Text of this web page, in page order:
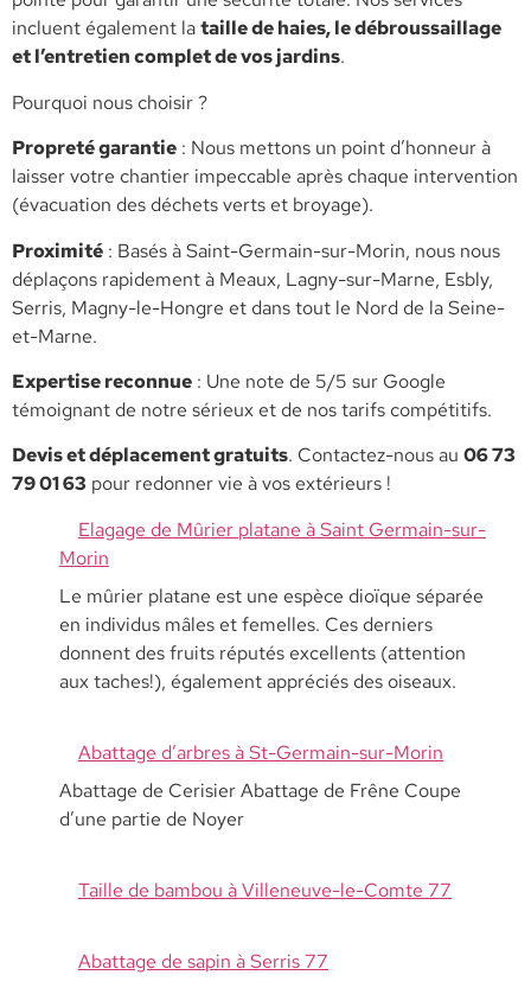
incluent également lataille de haies, le débroussaillage
et l’entretien complet de vos jardins.
​Pourquoi nous choisir ?
​Propreté garantie : Nous mettons un point d’honneur à
laisser votre chantier impeccable après chaque intervention
(évacuation des déchets verts et broyage).
​Proximité : Basés à Saint-Germain-sur-Morin, nous nous
déplaçons rapidement à Meaux, Lagny-sur-Marne, Esbly,
Serris, Magny-le-Hongre et dans tout le Nord de la Seine-
et-Marne.
​Expertise reconnue : Une note de 5/5 sur Google
témoignant de notre sérieux et de nos tarifs compétitifs.
​Devis et déplacement gratuits. Contactez-nous au 06 73
79 01 63 pour redonner vie à vos extérieurs !
Elagage de Mûrier platane à Saint Germain-sur-
Morin
Le mûrier platane est une espèce dioïque séparée
en individus mâles et femelles. Ces derniers
donnent des fruits réputés excellents (attention
aux taches!), également appréciés des oiseaux.
Abattage d’arbres à St-Germain-sur-Morin
Abattage de Cerisier Abattage de Frêne Coupe
d’une partie de Noyer
Taille de bambou à Villeneuve-le-Comte 77
Abattage de sapin à Serris 77